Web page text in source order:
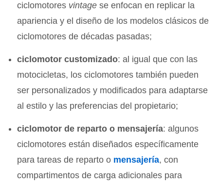
ciclomotores vintage se enfocan en replicar la
apariencia y el diseño de los modelos clásicos de
ciclomotores de décadas pasadas;
ciclomotor customizado: al igual que con las
motocicletas, los ciclomotores también pueden
ser personalizados y modificados para adaptarse
al estilo y las preferencias del propietario;
ciclomotor de reparto o mensajería: algunos
ciclomotores están diseñados específicamente
para tareas de reparto o mensajería, con
compartimentos de carga adicionales para